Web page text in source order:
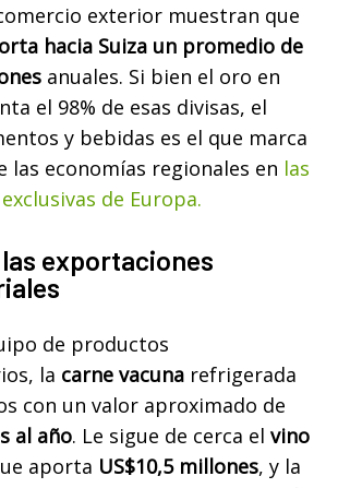
exterior muestran que
hacia Suiza un promedio de
anuales. Si bien el oro en
el 98% de esas divisas, el
y bebidas es el que marca
las economías regionales en las
de Europa.
exportaciones
de productos
la carne vacuna refrigerada
con un valor aproximado de
al año. Le sigue de cerca el vino
aporta US$10,5 millones, y la